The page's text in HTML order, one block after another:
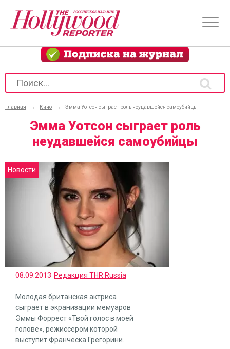
Главная → Кино → Эмма Уотсон сыграет роль неудавшейся самоубийцы
Эмма Уотсон сыграет роль
неудавшейся самоубийцы
Новости
08.09.2013 Редакция THR Russia
Молодая британская актриса
сыграет в экранизации мемуаров
Эммы Форрест «Твой голос в моей
голове», режиссером которой
выступит Франческа Грегорини.